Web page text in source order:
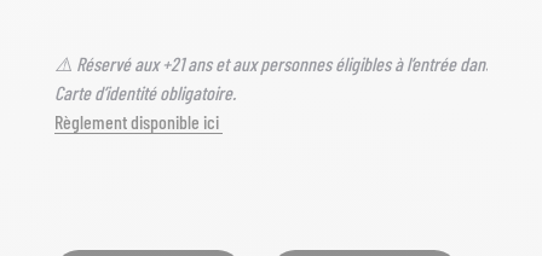
⚠️ Réservé aux +21 ans et aux personnes éligibles à l’entrée dans un
Carte d’identité obligatoire.
Règlement disponible ici